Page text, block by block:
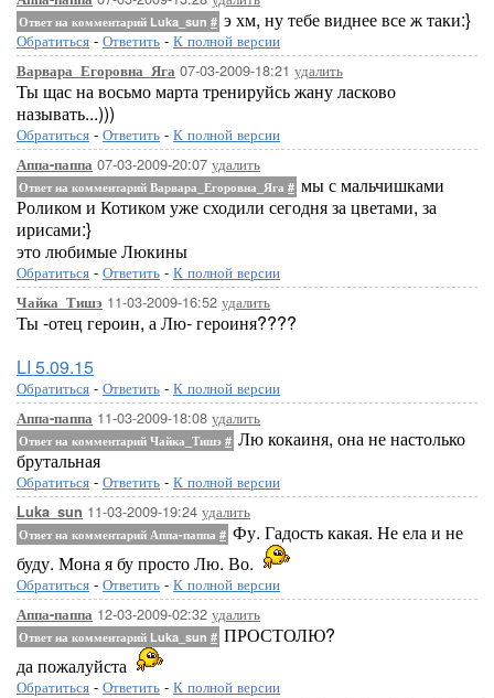
Ответ на комментарий Luka_sun # э хм, ну тебе виднее все ж таки:}
Обратиться - Ответить - К полной версии
Варвара_Егоровна_Яга 07-03-2009-18:21 удалить
Ты щас на восьмо марта тренируйсь жану ласково
называть...)))
Обратиться - Ответить - К полной версии
Аппа-паппа 07-03-2009-20:07 удалить
Ответ на комментарий Варвара_Егоровна_Яга # мы с мальчишками
Роликом и Котиком уже сходили сегодня за цветами, за
ирисами:}
это любимые Люкины
Обратиться - Ответить - К полной версии
Чайка_Тишэ 11-03-2009-16:52 удалить
Ты -отец героин, а Лю- героиня????
LI 5.09.15
Обратиться - Ответить - К полной версии
Аппа-паппа 11-03-2009-18:08 удалить
Ответ на комментарий Чайка_Тишэ # Лю кокаиня, она не настолько
брутальная
Обратиться - Ответить - К полной версии
Luka_sun 11-03-2009-19:24 удалить
Ответ на комментарий Аппа-паппа # Фу. Гадость какая. Не ела и не
буду. Мона я бу просто Лю. Во.
Обратиться - Ответить - К полной версии
Аппа-паппа 12-03-2009-02:32 удалить
Ответ на комментарий Luka_sun # ПРОСТОЛЮ?
да пожалуйста
Обратиться - Ответить - К полной версии